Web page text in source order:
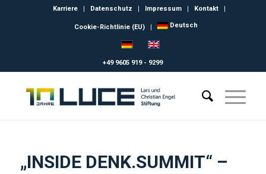
Karriere Datenschutz Impressum Kontakt
Cookie-Richtlinie (EU) Deutsch
+49 9605 919 - 9299
„INSIDE DENK.SUMMIT“ –